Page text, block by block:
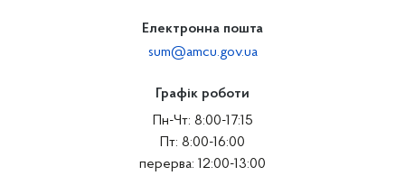
Електронна пошта
sum@amcu.gov.ua
Графік роботи
Пн-Чт: 8:00-17:15
Пт: 8:00-16:00
перерва: 12:00-13:00